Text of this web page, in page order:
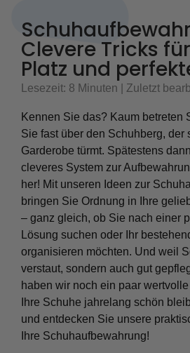
Clevere Tricks
Platz und
Lesezeit: 8 Minuten | Zuletzt
Kennen Sie das? Kaum betreten
Sie fast über den Schuhberg, der
Garderobe türmt. Spätestens
cleveres System zur
her! Mit unseren Ideen zur
bringen Sie Ordnung in Ihre
– ganz gleich, ob Sie nach einer
Lösung suchen oder Ihr
organisieren möchten. Und weil
verstaut, sondern auch gut
haben wir noch ein paar
Ihre Schuhe jahrelang schön
und entdecken Sie unsere
Ihre Schuhaufbewahrung!